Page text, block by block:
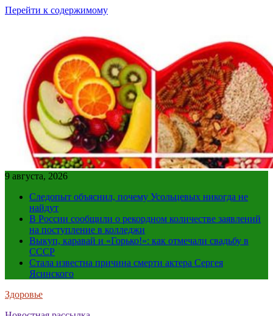
Перейти к содержимому
9 августа, 2026
Следопыт объяснил, почему Усольцевых никогда не
найдут
В России сообщили о рекордном количестве заявлений
на поступление в колледжи
Выкуп, каравай и «Горько!»: как отмечали свадьбу в
СССР
Стала известна причина смерти актера Сергея
Ясинского
Здоровье